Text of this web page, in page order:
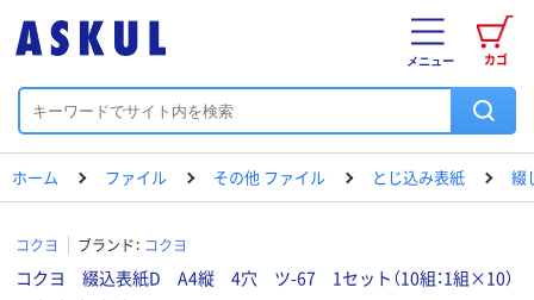
カゴ
メニュー
ホーム ファイル その他 ファイル とじ込み表紙 綴
コクヨ ブランド： コクヨ
コクヨ 綴込表紙D A4縦 4穴 ツ-67 1セット（10組：1組×10）